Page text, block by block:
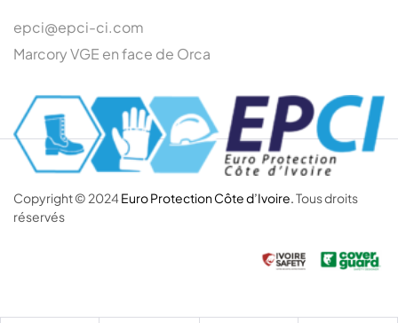
epci@epci-ci.com
Marcory VGE en face de Orca
Copyright © 2024 Euro Protection Côte d’Ivoire.Tous droits
réservés